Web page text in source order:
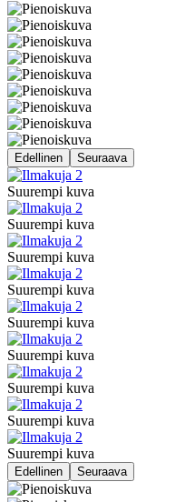
Edellinen Seuraava
Suurempi kuva
Suurempi kuva
Suurempi kuva
Suurempi kuva
Suurempi kuva
Suurempi kuva
Suurempi kuva
Suurempi kuva
Suurempi kuva
Edellinen Seuraava